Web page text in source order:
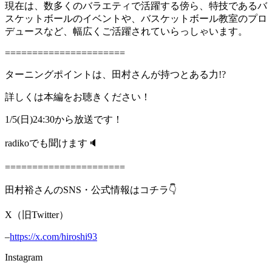
現在は、数多くのバラエティで活躍する傍ら、特技であるバ
スケットボールのイベントや、バスケットボール教室のプロ
デュースなど、幅広くご活躍されていらっしゃいます。
======================
ターニングポイントは、田村さんが持つとある力!?
詳しくは本編をお聴きください！
1/5(日)24:30から放送です！
radikoでも聞けます🔈
======================
田村裕さんのSNS・公式情報はコチラ👇
X（旧Twitter）
–https://x.com/hiroshi93
Instagram